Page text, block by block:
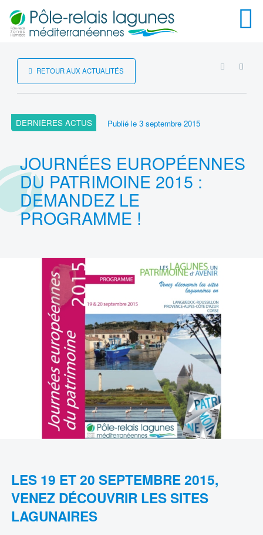
Menu
RETOUR AUX ACTUALITÉS
DERNIÈRES ACTUS Publié le 3 septembre 2015
JOURNÉES EUROPÉENNES
DU PATRIMOINE 2015 :
DEMANDEZ LE
PROGRAMME !
LES 19 ET 20 SEPTEMBRE 2015,
VENEZ DÉCOUVRIR LES SITES
LAGUNAIRES